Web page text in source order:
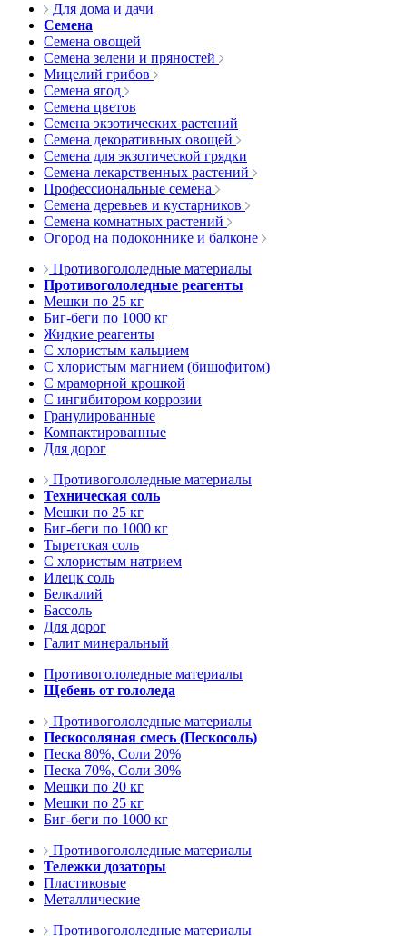
Для дома и дачи
Семена
Семена овощей
Семена зелени и пряностей
Мицелий грибов
Семена ягод
Семена цветов
Семена экзотических растений
Семена декоративных овощей
Семена для экзотической грядки
Семена лекарственных растений
Профессиональные семена
Семена деревьев и кустарников
Семена комнатных растений
Огород на подоконнике и балконе
Противогололедные материалы
Противогололедные реагенты
Мешки по 25 кг
Биг-беги по 1000 кг
Жидкие реагенты
С хлористым кальцием
С хлористым магнием (бишофитом)
С мраморной крошкой
С ингибитором коррозии
Гранулированные
Компактированные
Для дорог
Противогололедные материалы
Техническая соль
Мешки по 25 кг
Биг-беги по 1000 кг
Тыретская соль
С хлористым натрием
Илецк соль
Белкалий
Бассоль
Для дорог
Галит минеральный
Противогололедные материалы
Щебень от гололеда
Противогололедные материалы
Пескосоляная смесь (Пескосоль)
Песка 80%, Соли 20%
Песка 70%, Соли 30%
Мешки по 20 кг
Мешки по 25 кг
Биг-беги по 1000 кг
Противогололедные материалы
Тележки дозаторы
Пластиковые
Металлические
Противогололедные материалы